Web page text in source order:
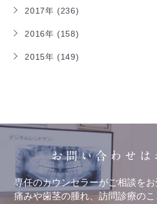
2017年 (236)
2016年 (158)
2015年 (149)
お問い合わせは
専任のカウンセラーがご相談を
痛みや歯茎の腫れ、訪問診療のこ